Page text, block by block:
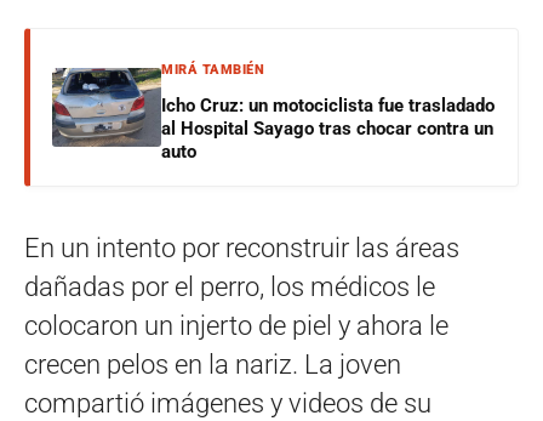
MIRÁ TAMBIÉN
Icho Cruz: un motociclista fue trasladado
al Hospital Sayago tras chocar contra un
auto
En un intento por reconstruir las áreas
dañadas por el perro, los médicos le
colocaron un injerto de piel y ahora le
crecen pelos en la nariz. La joven
compartió imágenes y videos de su